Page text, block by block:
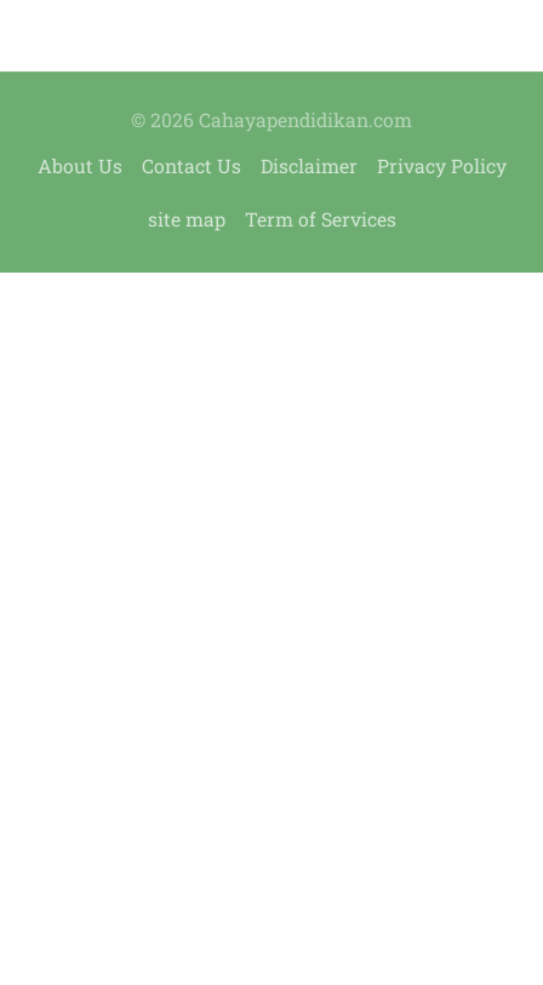
© 2026 Cahayapendidikan.com
About Us
Contact Us Disclaimer Privacy Policy
site map Term of Services